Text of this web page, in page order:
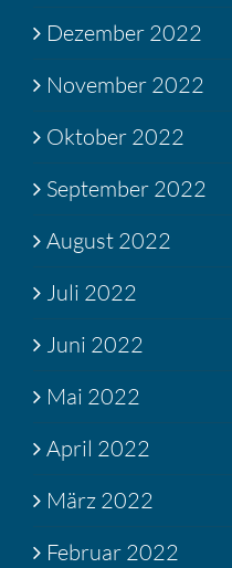
Dezember 2022
November 2022
Oktober 2022
September 2022
August 2022
Juli 2022
Juni 2022
Mai 2022
April 2022
März 2022
Februar 2022